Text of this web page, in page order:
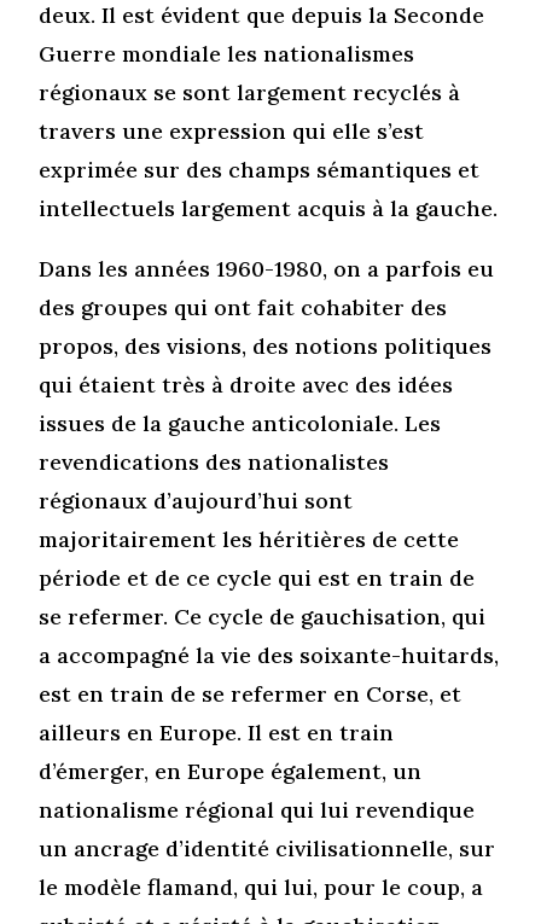
deux. Il est évident que depuis la Seconde
Guerre mondiale les nationalismes
régionaux se sont largement recyclés à
travers une expression qui elle s’est
exprimée sur des champs sémantiques et
intellectuels largement acquis à la gauche.
Dans les années 1960-1980, on a parfois eu
des groupes qui ont fait cohabiter des
propos, des visions, des notions politiques
qui étaient très à droite avec des idées
issues de la gauche anticoloniale. Les
revendications des nationalistes
régionaux d’aujourd’hui sont
majoritairement les héritières de cette
période et de ce cycle qui est en train de
se refermer. Ce cycle de gauchisation, qui
a accompagné la vie des soixante-huitards,
est en train de se refermer en Corse, et
ailleurs en Europe. Il est en train
d’émerger, en Europe également, un
nationalisme régional qui lui revendique
un ancrage d’identité civilisationnelle, sur
le modèle flamand, qui lui, pour le coup, a